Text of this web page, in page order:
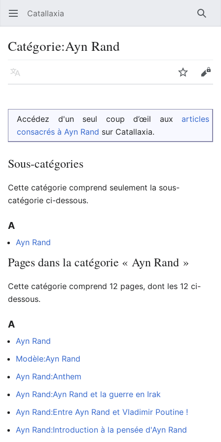
Ouvrir le menu principal Catallaxia
Catégorie:Ayn Rand
Langue Suivre
Accédez d'un seul coup d’œil aux articles
consacrés à Ayn Rand sur Catallaxia.
Sous-catégories
Cette catégorie comprend seulement la sous-
catégorie ci-dessous.
A
Ayn Rand
Pages dans la catégorie « Ayn Rand »
Cette catégorie comprend 12 pages, dont les 12 ci-
dessous.
A
Ayn Rand
Modèle:Ayn Rand
Ayn Rand:Anthem
Ayn Rand:Ayn Rand et la guerre en Irak
Ayn Rand:Entre Ayn Rand et Vladimir Poutine !
Ayn Rand:Introduction à la pensée d'Ayn Rand